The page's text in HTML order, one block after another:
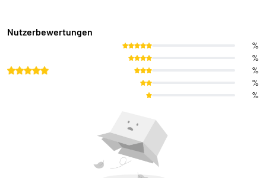
Nutzerbewertungen
%
%
%
%
%